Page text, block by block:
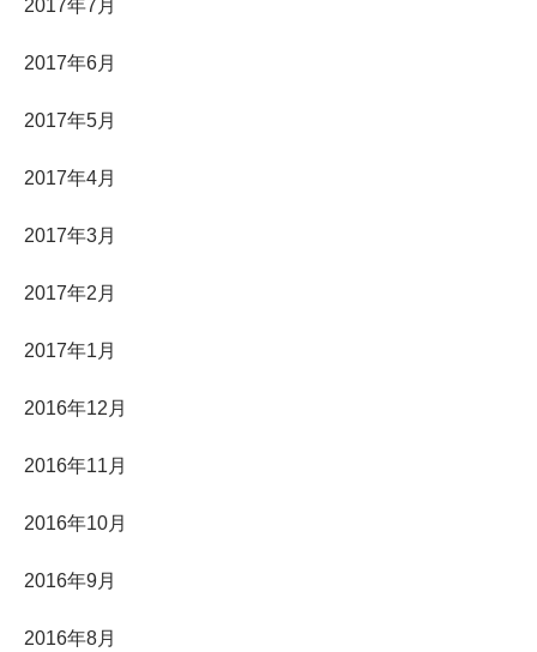
2017年7月
2017年6月
2017年5月
2017年4月
2017年3月
2017年2月
2017年1月
2016年12月
2016年11月
2016年10月
2016年9月
2016年8月